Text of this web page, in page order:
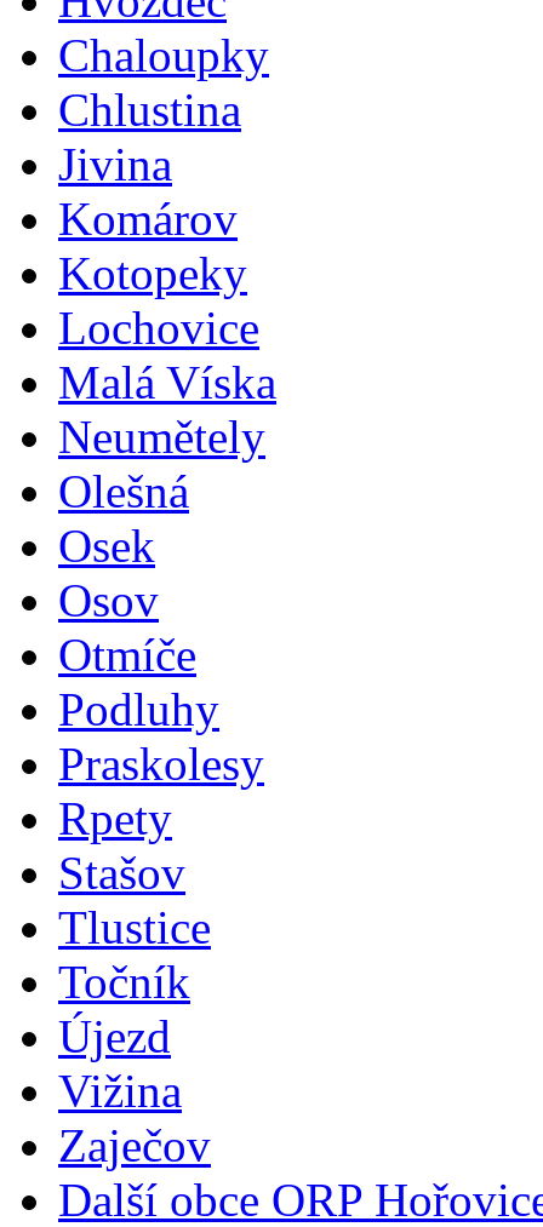
Chaloupky
Chlustina
Jivina
Komárov
Kotopeky
Lochovice
Malá Víska
Neumětely
Olešná
Osek
Osov
Otmíče
Podluhy
Praskolesy
Rpety
Stašov
Tlustice
Točník
Újezd
Vižina
Zaječov
Další obce ORP